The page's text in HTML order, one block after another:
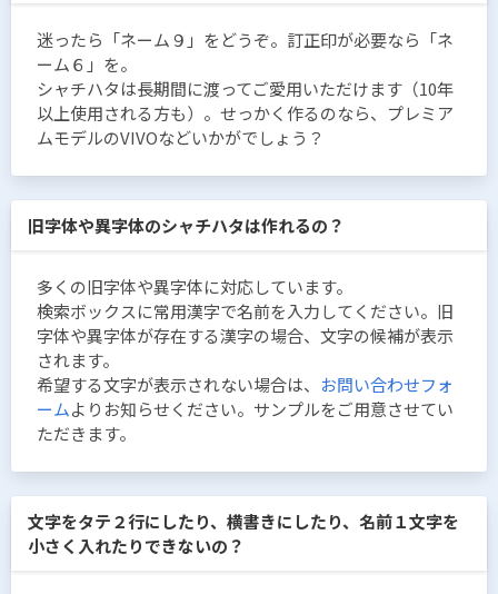
迷ったら「ネーム９」をどうぞ。訂正印が必要なら「ネ
ーム６」を。
シャチハタは長期間に渡ってご愛用いただけます（10年
以上使用される方も）。せっかく作るのなら、プレミア
ムモデルのVIVOなどいかがでしょう？
旧字体や異字体のシャチハタは作れるの？
多くの旧字体や異字体に対応しています。
検索ボックスに常用漢字で名前を入力してください。旧
字体や異字体が存在する漢字の場合、文字の候補が表示
されます。
希望する文字が表示されない場合は、 お問い合わせフォ
ームよりお知らせください。サンプルをご用意させてい
ただきます。
文字をタテ２行にしたり、横書きにしたり、名前１文字を
小さく入れたりできないの？